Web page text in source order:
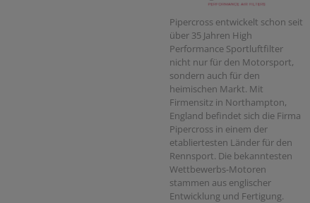
Pipercross entwickelt schon seit
über 35 Jahren High
Performance Sportluftfilter
nicht nur für den Motorsport,
sondern auch für den
heimischen Markt. Mit
Firmensitz in Northampton,
England befindet sich die Firma
Pipercross in einem der
etabliertesten Länder für den
Rennsport. Die bekanntesten
Wettbewerbs-Motoren
stammen aus englischer
Entwicklung und Fertigung.